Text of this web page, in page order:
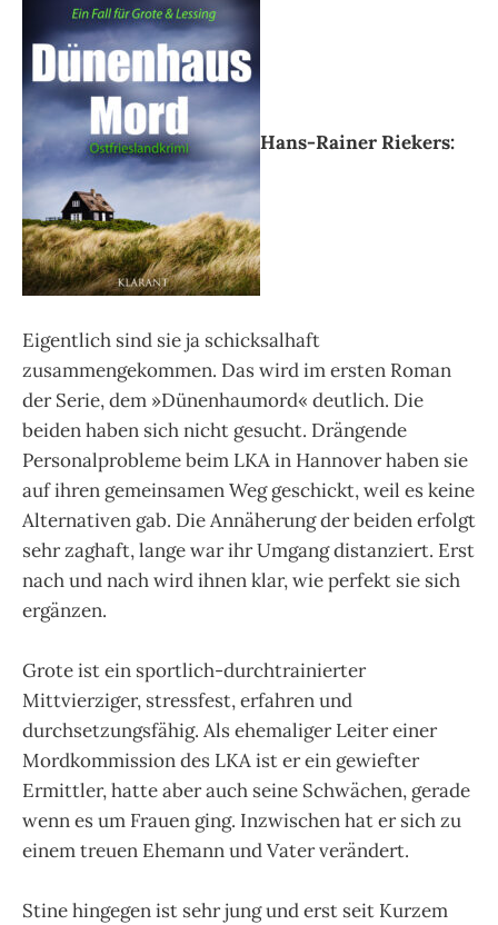
Hans-Rainer Riekers:
Eigentlich sind sie ja schicksalhaft
zusammengekommen. Das wird im ersten Roman
der Serie, dem »Dünenhaumord« deutlich. Die
beiden haben sich nicht gesucht. Drängende
Personalprobleme beim LKA in Hannover haben sie
auf ihren gemeinsamen Weg geschickt, weil es keine
Alternativen gab. Die Annäherung der beiden erfolgt
sehr zaghaft, lange war ihr Umgang distanziert. Erst
nach und nach wird ihnen klar, wie perfekt sie sich
ergänzen.
Grote ist ein sportlich-durchtrainierter
Mittvierziger, stressfest, erfahren und
durchsetzungsfähig. Als ehemaliger Leiter einer
Mordkommission des LKA ist er ein gewiefter
Ermittler, hatte aber auch seine Schwächen, gerade
wenn es um Frauen ging. Inzwischen hat er sich zu
einem treuen Ehemann und Vater verändert.
Stine hingegen ist sehr jung und erst seit Kurzem